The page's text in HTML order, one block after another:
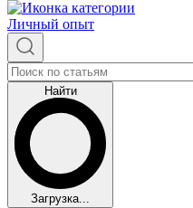
Личный опыт
Найти
Загрузка...